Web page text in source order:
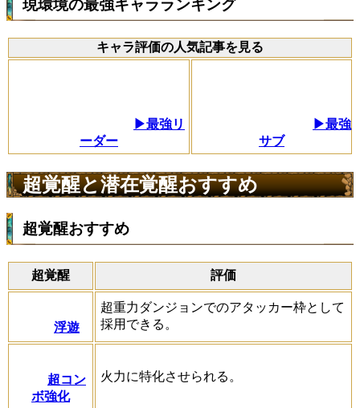
現環境の最強キャラランキング
キャラ評価の人気記事を見る
▶最強リ
ーダー
▶最強
サブ
超覚醒と潜在覚醒おすすめ
超覚醒おすすめ
超覚醒 評価
浮遊
超重力ダンジョンでのアタッカー枠として
採用できる。
超コン
ボ強化
火力に特化させられる。